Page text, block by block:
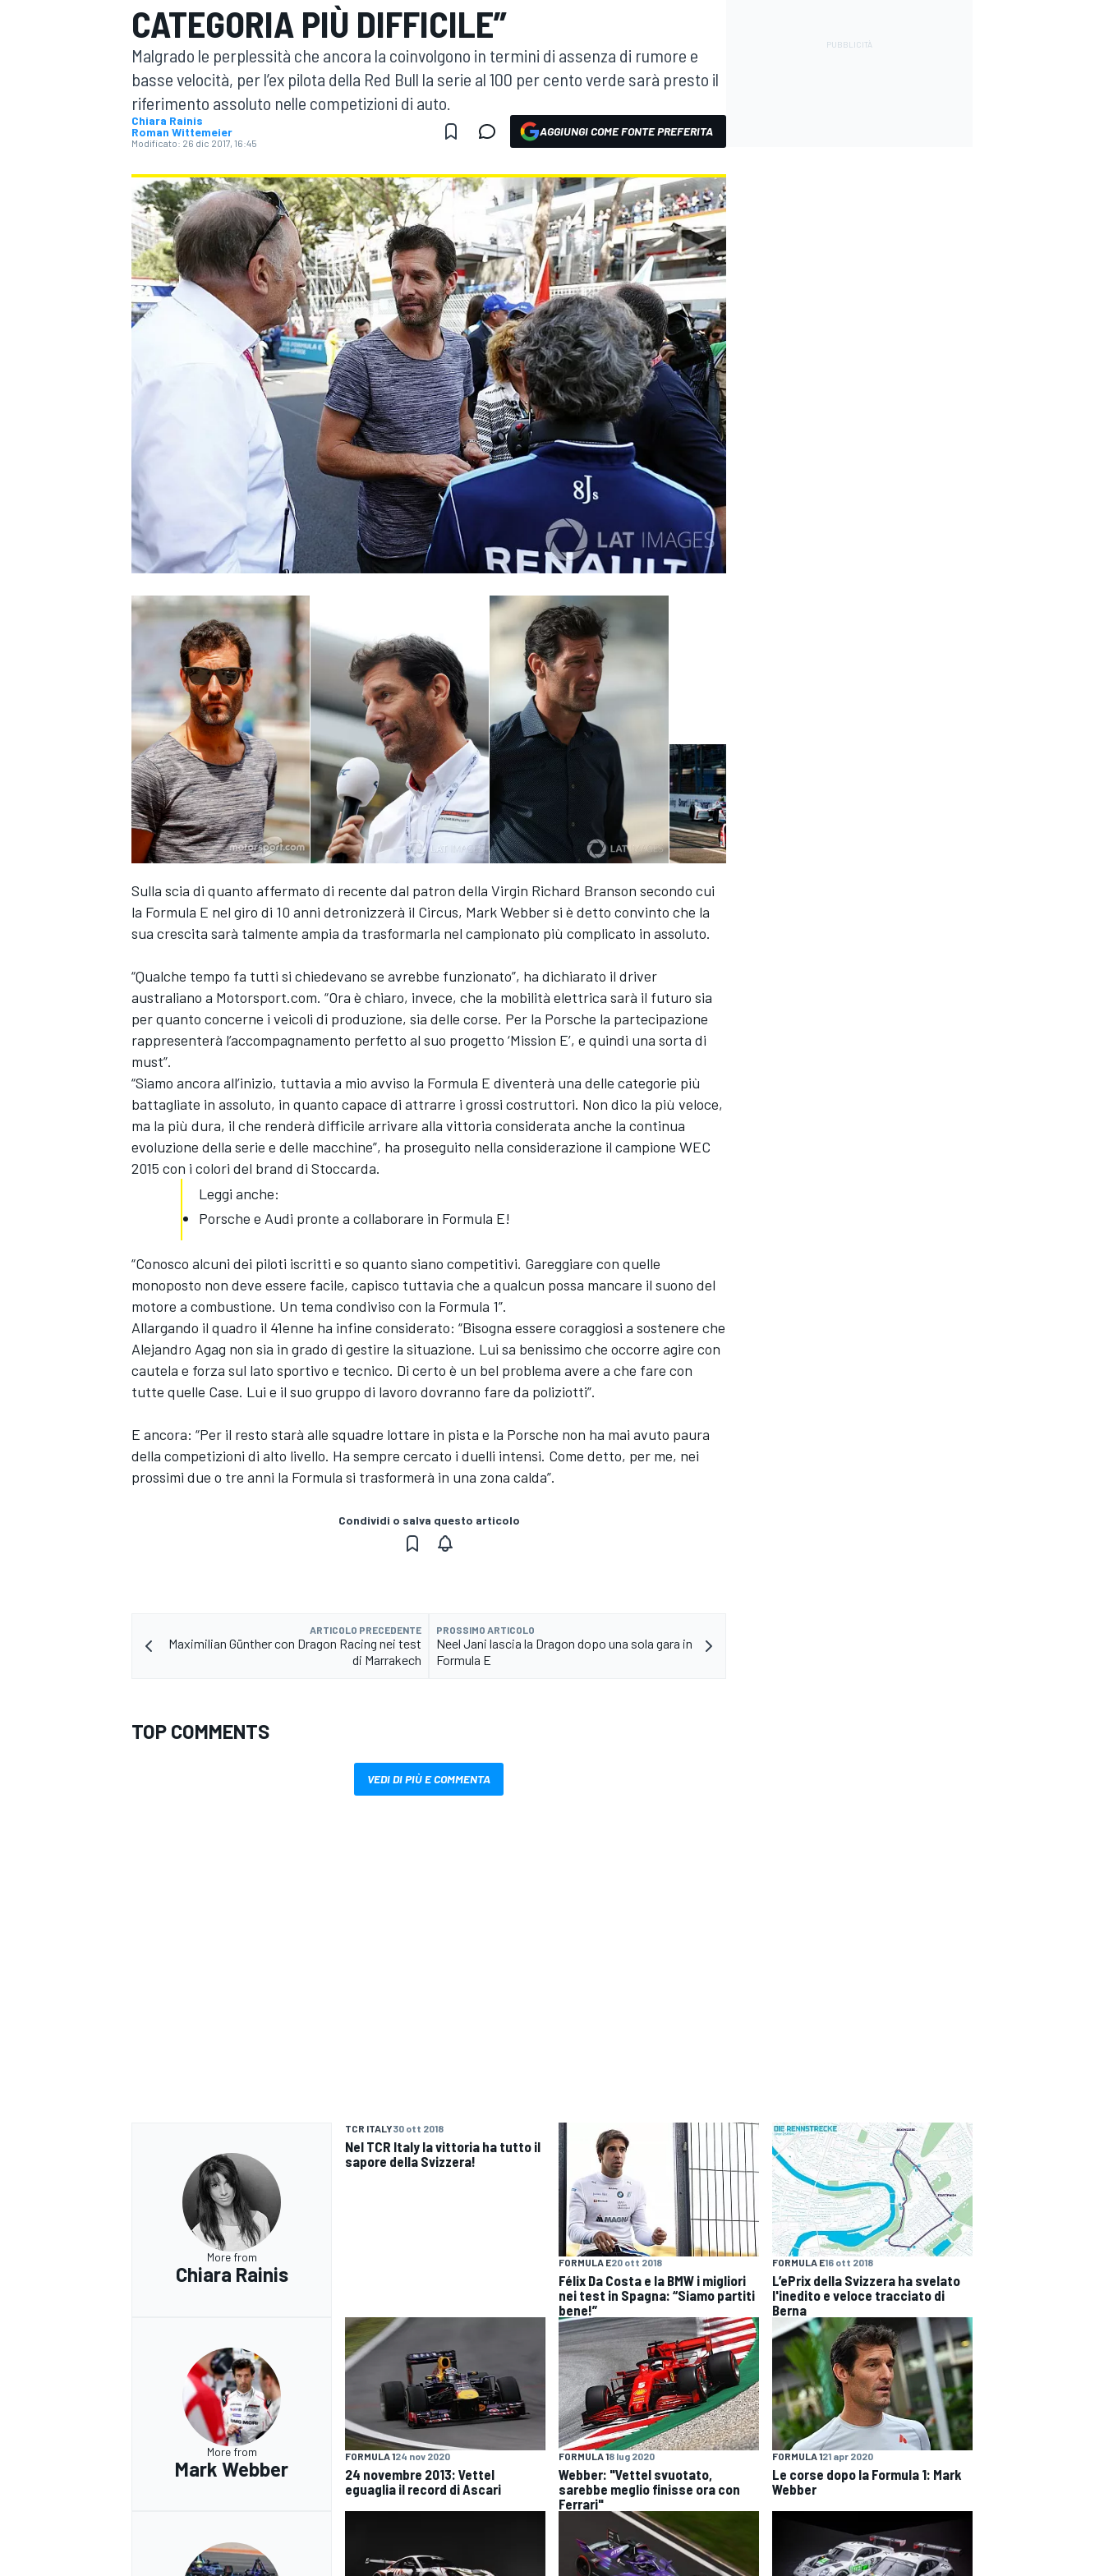
MOTOGP WEC
WRC
MONOPOSTO
ENDURANCE/GT
CATEGORIA PIÙ DIFFICILE”
Malgrado le perplessità che ancora la coinvolgono in termini di assenza di rumore e
basse velocità, per l’ex pilota della Red Bull la serie al 100 per cento verde sarà presto il
riferimento assoluto nelle competizioni di auto.
Chiara Rainis
Roman Wittemeier
Modificato: 26 dic 2017, 16:45
AGGIUNGI COME FONTE PREFERITA
Sulla scia di quanto affermato di recente dal patron della Virgin Richard Branson secondo cui
la Formula E nel giro di 10 anni detronizzerà il Circus, Mark Webber si è detto convinto che la
sua crescita sarà talmente ampia da trasformarla nel campionato più complicato in assoluto.
“Qualche tempo fa tutti si chiedevano se avrebbe funzionato”, ha dichiarato il driver
australiano a Motorsport.com. “Ora è chiaro, invece, che la mobilità elettrica sarà il futuro sia
per quanto concerne i veicoli di produzione, sia delle corse. Per la Porsche la partecipazione
rappresenterà l’accompagnamento perfetto al suo progetto ‘Mission E’, e quindi una sorta di
must”.
“Siamo ancora all’inizio, tuttavia a mio avviso la Formula E diventerà una delle categorie più
battagliate in assoluto, in quanto capace di attrarre i grossi costruttori. Non dico la più veloce,
ma la più dura, il che renderà difficile arrivare alla vittoria considerata anche la continua
evoluzione della serie e delle macchine”, ha proseguito nella considerazione il campione WEC
2015 con i colori del brand di Stoccarda.
Leggi anche:
Porsche e Audi pronte a collaborare in Formula E!
“Conosco alcuni dei piloti iscritti e so quanto siano competitivi. Gareggiare con quelle
monoposto non deve essere facile, capisco tuttavia che a qualcun possa mancare il suono del
motore a combustione. Un tema condiviso con la Formula 1”.
Allargando il quadro il 41enne ha infine considerato: “Bisogna essere coraggiosi a sostenere che
Alejandro Agag non sia in grado di gestire la situazione. Lui sa benissimo che occorre agire con
cautela e forza sul lato sportivo e tecnico. Di certo è un bel problema avere a che fare con
tutte quelle Case. Lui e il suo gruppo di lavoro dovranno fare da poliziotti”.
E ancora: “Per il resto starà alle squadre lottare in pista e la Porsche non ha mai avuto paura
della competizioni di alto livello. Ha sempre cercato i duelli intensi. Come detto, per me, nei
prossimi due o tre anni la Formula si trasformerà in una zona calda”.
Condividi o salva questo articolo
ARTICOLO PRECEDENTE
Maximilian Günther con Dragon Racing nei test
di Marrakech
PROSSIMO ARTICOLO
Neel Jani lascia la Dragon dopo una sola gara in
Formula E
TOP COMMENTS
VEDI DI PIÙ E COMMENTA
More from
Chiara Rainis
TCR ITALY30 ott 2018
Nel TCR Italy la vittoria ha tutto il
sapore della Svizzera!
FORMULA E20 ott 2018
Félix Da Costa e la BMW i migliori
nei test in Spagna: “Siamo partiti
bene!”
FORMULA E16 ott 2018
L’ePrix della Svizzera ha svelato
l'inedito e veloce tracciato di
Berna
More from
Mark Webber
FORMULA 124 nov 2020
24 novembre 2013: Vettel
eguaglia il record di Ascari
FORMULA 18 lug 2020
Webber: "Vettel svuotato,
sarebbe meglio finisse ora con
Ferrari"
FORMULA 121 apr 2020
Le corse dopo la Formula 1: Mark
Webber